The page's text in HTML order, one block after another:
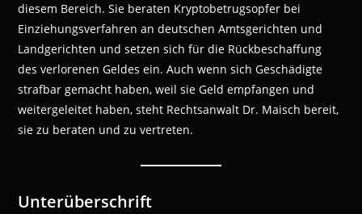
diesem Bereich. Sie beraten Kryptobetrugsopfer bei
Einziehungsverfahren an deutschen Amtsgerichten und
Landgerichten und setzen sich für die Rückbeschaffung
des verlorenen Geldes ein. Auch wenn sich Geschädigte
strafbar gemacht haben, weil sie Geld empfangen und
weitergeleitet haben, steht Rechtsanwalt Dr. Maisch bereit,
sie zu beraten und zu vertreten.
Unterüberschrift